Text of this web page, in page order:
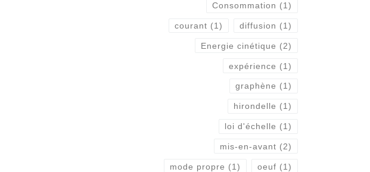
Consommation (1)
courant (1) diffusion (1)
Energie cinétique (2)
expérience (1)
graphène (1)
hirondelle (1)
loi d'échelle (1)
mis-en-avant (2)
mode propre (1) oeuf (1)